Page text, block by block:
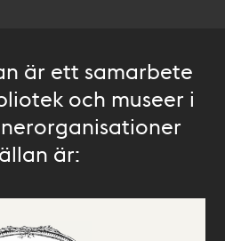
är ett samarbete
och museer i
är: